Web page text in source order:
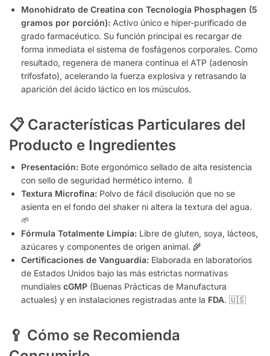
Monohidrato de Creatina con Tecnología Phosphagen (5
gramos por porción): Activo único e hiper-purificado de
grado farmacéutico. Su función principal es recargar de
forma inmediata el sistema de fosfágenos corporales. Como
resultado, regenera de manera continua el ATP (adenosín
trifosfato), acelerando la fuerza explosiva y retrasando la
aparición del ácido láctico en los músculos.
📋 Características Particulares del
Producto e Ingredientes
Presentación: Bote ergonómico sellado de alta resistencia
con sello de seguridad hermético interno. 🍼
Textura Microfina: Polvo de fácil disolución que no se
asienta en el fondo del shaker ni altera la textura del agua.
🌱
Fórmula Totalmente Limpia: Libre de gluten, soya, lácteos,
azúcares y componentes de origen animal. 🌾
Certificaciones de Vanguardia: Elaborada en laboratorios
de Estados Unidos bajo las más estrictas normativas
mundiales cGMP (Buenas Prácticas de Manufactura
actuales) y en instalaciones registradas ante la FDA. 🇺🇸
🥄 Cómo se Recomienda